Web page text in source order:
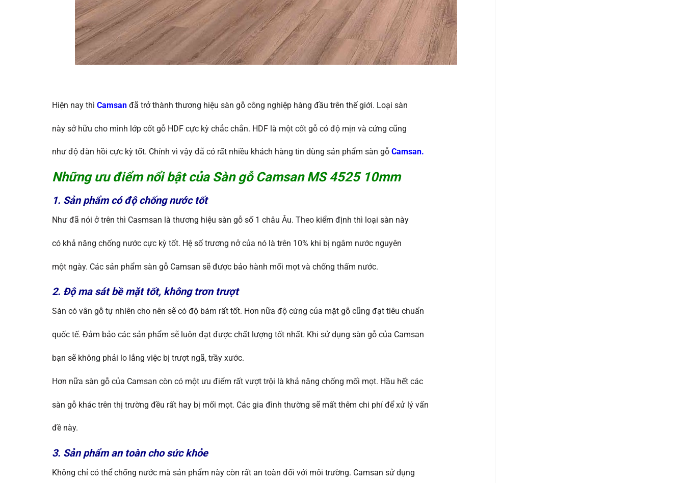
Hiện nay thì Camsan đã trở thành thương hiệu sàn gỗ công nghiệp hàng đầu trên thế giới. Loại sàn
này sở hữu cho mình lớp cốt gỗ HDF cực kỳ chắc chắn. HDF là một cốt gỗ có độ mịn và cứng cũng
như độ đàn hồi cực kỳ tốt. Chính vì vậy đã có rất nhiều khách hàng tin dùng sản phẩm sàn gỗ Camsan.
Những ưu điểm nổi bật củaSàn gỗ Camsan MS 4525 10mm
1. Sản phẩm có độ chống nước tốt
Như đã nói ở trên thì Casmsan là thương hiệu sàn gỗ số 1 châu Âu. Theo kiểm định thì loại sàn này
có khả năng chống nước cực kỳ tốt. Hệ số trương nở của nó là trên 10% khi bị ngâm nước nguyên
một ngày. Các sản phẩm sàn gỗ Camsan sẽ được bảo hành mối mọt và chống thấm nước.
2. Độ ma sát bề mặt tốt, không trơn trượt
Sàn có vân gỗ tự nhiên cho nên sẽ có độ bám rất tốt. Hơn nữa độ cứng của mặt gỗ cũng đạt tiêu chuẩn
quốc tế. Đảm bảo các sản phẩm sẽ luôn đạt được chất lượng tốt nhất. Khi sử dụng sàn gỗ của Camsan
bạn sẽ không phải lo lắng việc bị trượt ngã, trầy xước.
Hơn nữa sàn gỗ của Camsan còn có một ưu điểm rất vượt trội là khả năng chống mối mọt. Hầu hết các
sàn gỗ khác trên thị trường đều rất hay bị mối mọt. Các gia đình thường sẽ mất thêm chi phí để xử lý vấn
đề này.
3. Sản phẩm an toàn cho sức khỏe
Không chỉ có thể chống nước mà sản phẩm này còn rất an toàn đối với môi trường. Camsan sử dụng